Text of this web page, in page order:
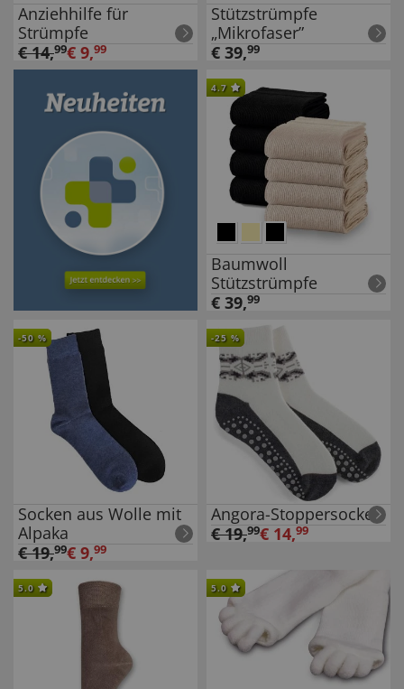
Anziehhilfe für
Strümpfe
€14,99€ 9,99
Stützstrümpfe
„Mikrofaser”
€ 39,99
4.7
Baumwoll
Stützstrümpfe
€ 39,99
-50 %
Socken aus Wolle mit
Alpaka
€19,99€ 9,99
-25 %
Angora-Stoppersocken
€19,99€ 14,99
5.0 5.0